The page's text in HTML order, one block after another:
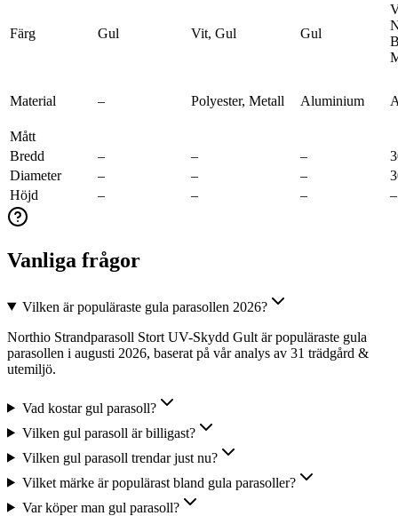
Färg Gul Vit, Gul Gul
Material – Polyester, Metall Aluminium
Mått
Bredd
– – –
Diameter
– – –
Höjd
– – – –
Vanliga frågor
Vilken är populäraste gula parasollen 2026?
Northio Strandparasoll Stort UV-Skydd Gult är populäraste gula
parasollen i augusti 2026, baserat på vår analys av 31 trädgård &
utemiljö.
Vad kostar gul parasoll?
Vilken gul parasoll är billigast?
Vilken gul parasoll trendar just nu?
Vilket märke är populärast bland gula parasoller?
Var köper man gul parasoll?